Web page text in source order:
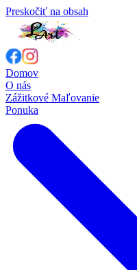
Preskočiť na obsah
Domov
O nás
Zážitkové Maľovanie
Ponuka